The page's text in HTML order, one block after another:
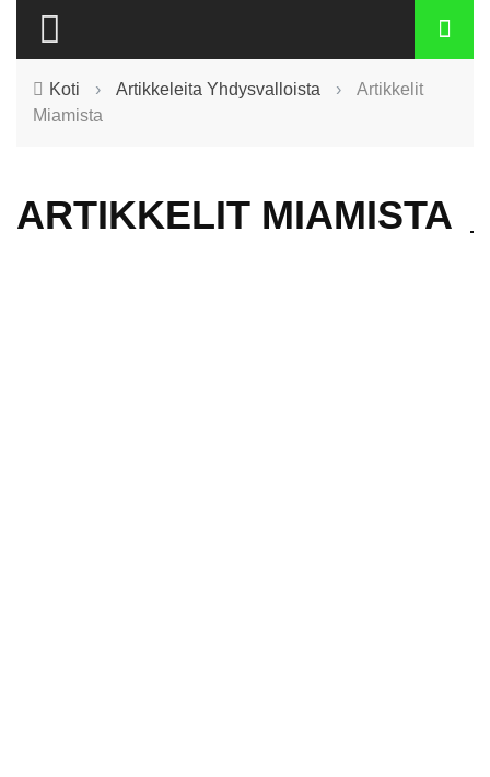
Koti › Artikkeleita Yhdysvalloista ›
Artikkelit
Miamista
ARTIKKELIT MIAMISTA